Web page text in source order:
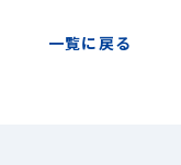
一覧に戻る